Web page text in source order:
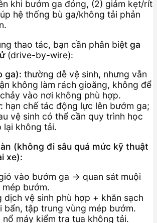
khi bướm ga đóng, (2) giảm kẹt/rít
hệ thống bù ga/không tải phản
thao tác, bạn cần phân biệt ga
(drive-by-wire):
ga): thường dễ vệ sinh, nhưng vẫn
không làm rách gioăng, không để
vào nơi không phù hợp.
hạn chế tác động lực lên bướm ga;
vệ sinh có thể cần quy trình học
lại không tải.
(không đi sâu quá mức kỹ thuật
xe):
vào bướm ga → quan sát muội
mép bướm.
dịch vệ sinh phù hợp + khăn sạch
bẩn, tập trung vùng mép bướm.
nổ máy kiểm tra tua không tải.